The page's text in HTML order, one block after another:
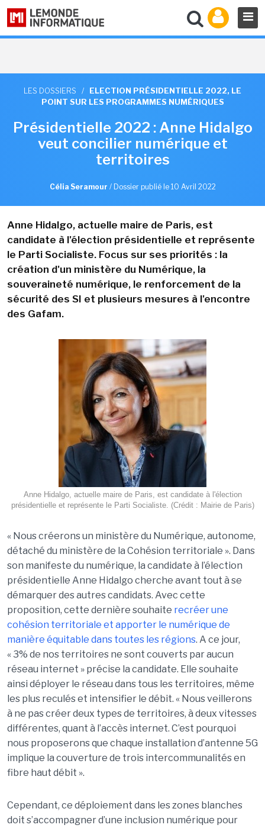
LES DOSSIERS /
ELECTION PRÉSIDENTIELLE 2022, LE
POINT SUR LES PROGRAMMES NUMÉRIQUES
Présidentielle 2022 : Anne Hidalgo
veut concilier numérique et
territoires
Célia Seramour / Dossier publié le 10 Avril 2022
Anne Hidalgo, actuelle maire de Paris, est
candidate à l'élection présidentielle et représente
le Parti Socialiste. Focus sur ses priorités : la
création d'un ministère du Numérique, la
souveraineté numérique, le renforcement de la
sécurité des SI et plusieurs mesures à l'encontre
des Gafam.
Anne Hidalgo, actuelle maire de Paris, est candidate à l'élection
présidentielle et représente le Parti Socialiste. (Crédit : Mairie de Paris)
« Nous créerons un ministère du Numérique, autonome,
détaché du ministère de la Cohésion territoriale ». Dans
son manifeste du numérique, la candidate à l’élection
présidentielle Anne Hidalgo cherche avant tout à se
démarquer des autres candidats. Avec cette
proposition, cette dernière souhaite recréer une
cohésion territoriale et apporter le numérique de
manière équitable dans toutes les régions. A ce jour,
« 3% de nos territoires ne sont couverts par aucun
réseau internet » précise la candidate. Elle souhaite
ainsi déployer le réseau dans tous les territoires, même
les plus reculés et intensifier le débit. « Nous veillerons
à ne pas créer deux types de territoires, à deux vitesses
différentes, quant à l’accès internet. C’est pourquoi
nous proposerons que chaque installation d’antenne 5G
implique la couverture de trois intercommunalités en
fibre haut débit ».
Cependant, ce déploiement dans les zones blanches
doit s’accompagner d’une inclusion numérique pour